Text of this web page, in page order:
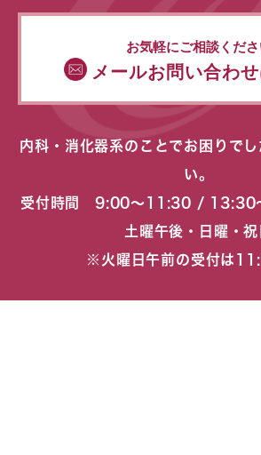
お気軽にご相談くだ
メールお問い合わ
内科・消化器系のことでお困りで
い。
受付時間 9:00〜11:30 /
土曜午後・日曜・祝
※火曜日午前の受付は